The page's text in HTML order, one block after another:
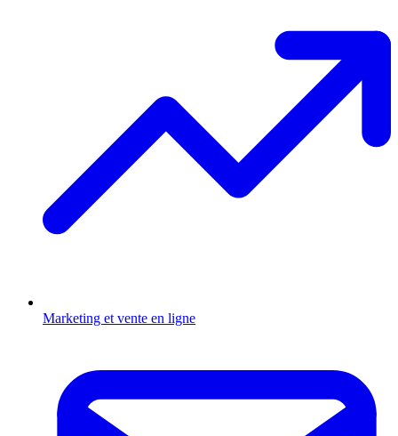
Marketing et vente en ligne